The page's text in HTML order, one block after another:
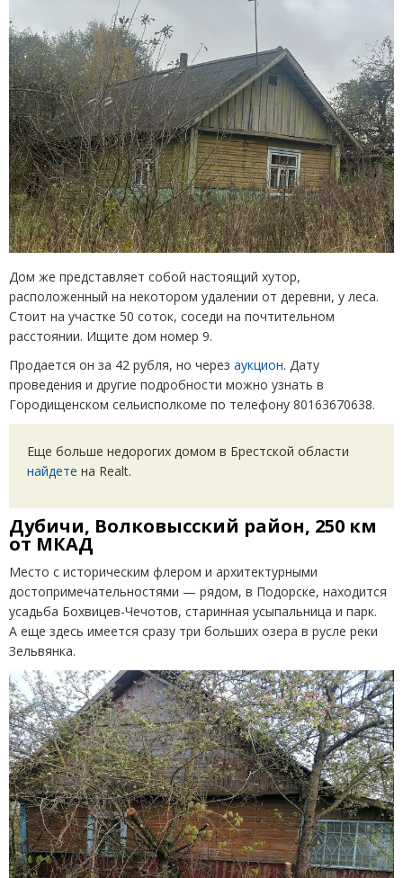
Дом же представляет собой настоящий хутор,
расположенный на некотором удалении от деревни, у леса.
Стоит на участке 50 соток, соседи на почтительном
расстоянии. Ищите дом номер 9.
Продается он за 42 рубля, но через аукцион. Дату
проведения и другие подробности можно узнать в
Городищенском сельисполкоме по телефону 80163670638.
Еще больше недорогих домом в Брестской области
найдете на Realt.
Дубичи, Волковысский район, 250 км
от МКАД
Место с историческим флером и архитектурными
достопримечательностями — рядом, в Подорске, находится
усадьба Бохвицев-Чечотов, старинная усыпальница и парк.
А еще здесь имеется сразу три больших озера в русле реки
Зельвянка.